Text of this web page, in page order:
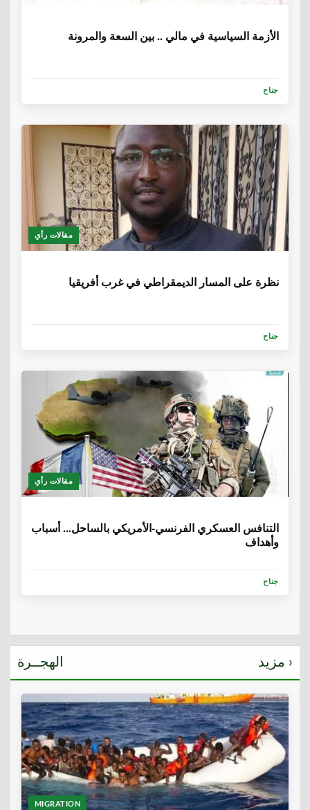
الأزمة السياسية في مالي .. بين السعة والمرونة
جناح
مقالات رأي
نظرة على المسار الديمقراطي في غرب أفريقيا
جناح
مقالات رأي
التنافس العسكري الفرنسي-الأمريكي بالساحل... أسباب
وأهداف
جناح
الهجــرة مزيد ›
MIGRATION